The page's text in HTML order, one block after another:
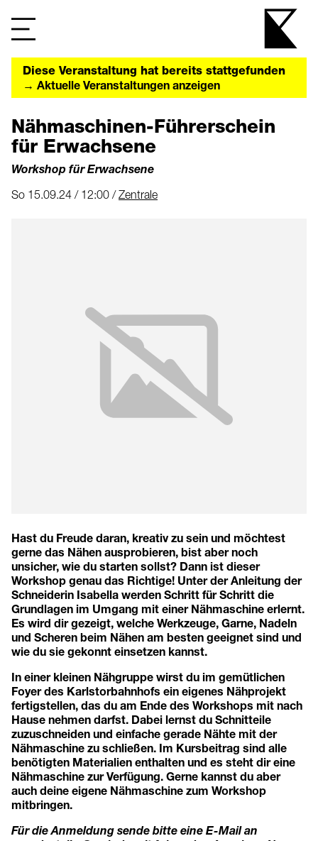
Diese Veranstaltung hat bereits stattgefunden
→ Aktuelle Veranstaltungen anzeigen
Nähmaschinen-Führerschein
für Erwachsene
Workshop für Erwachsene
So 15.09.24 / 12:00 /Zentrale
Hast du Freude daran, kreativ zu sein und möchtest
gerne das Nähen ausprobieren, bist aber noch
unsicher, wie du starten sollst? Dann ist dieser
Workshop genau das Richtige! Unter der Anleitung der
Schneiderin Isabella werden Schritt für Schritt die
Grundlagen im Umgang mit einer Nähmaschine erlernt.
Es wird dir gezeigt, welche Werkzeuge, Garne, Nadeln
und Scheren beim Nähen am besten geeignet sind und
wie du sie gekonnt einsetzen kannst.
In einer kleinen Nähgruppe wirst du im gemütlichen
Foyer des Karlstorbahnhofs ein eigenes Nähprojekt
fertigstellen, das du am Ende des Workshops mit nach
Hause nehmen darfst. Dabei lernst du Schnitteile
zuzuschneiden und einfache gerade Nähte mit der
Nähmaschine zu schließen. Im Kursbeitrag sind alle
benötigten Materialien enthalten und es steht dir eine
Nähmaschine zur Verfügung. Gerne kannst du aber
auch deine eigene Nähmaschine zum Workshop
mitbringen.
Für die Anmeldung sende bitte eine E-Mail an